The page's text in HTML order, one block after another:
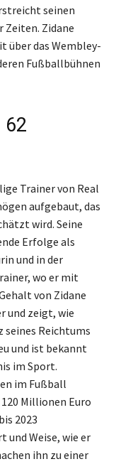
seinen
Zeiten. Zidane
über das Wembley-
Fußballbühnen
62
Trainer von Real
aufgebaut, das
wird. Seine
Erfolge als
und in der
wo er mit
von Zidane
und zeigt, wie
Reichtums
und ist bekannt
im Sport.
im Fußball
Millionen Euro
2023
und Weise, wie er
ihn zu einer